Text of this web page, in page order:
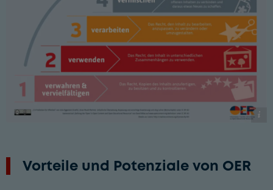
David Wiley (2014) / Jöran Muuß-Merholz (2015)
Vorteile und Potenziale von OER